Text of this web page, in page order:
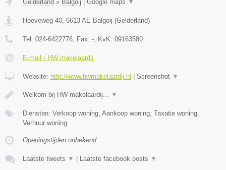
Gelderland » Balgoij Google maps ▼
Hoeveweg 40, 6613 AE Balgoij (Gelderland)
Tel: 024-6422776, Fax: -, KvK: 09163580
E-mail › HW makelaardij
Website: http://www.hwmakelaardij.nl Screenshot ▼
Welkom bij HW makelaardij... ▼
Diensten: Verkoop woning, Aankoop woning, Taxatie woning,
Verhuur woning
Openingstijden onbekend
Laatste tweets ▼ Laatste facebook posts ▼